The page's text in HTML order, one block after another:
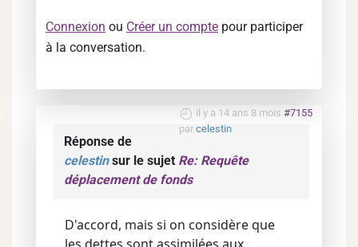
Connexion ou Créer un compte pour participer
à la conversation.
il y a 14 ans 8 mois #7155
par celestin
Réponse de
celestinsur le sujet Re: Requête
déplacement de fonds
D'accord, mais si on considère que